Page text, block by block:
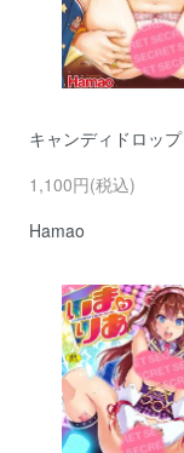
キャンディドロップ
1,100円(税込)
Hamao